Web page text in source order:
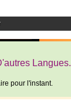
Langues.
pour l'instant.